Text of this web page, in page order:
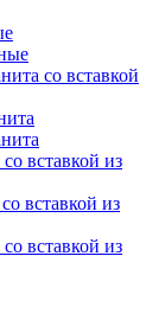
со вставкой
вставкой из
вставкой из
вставкой из